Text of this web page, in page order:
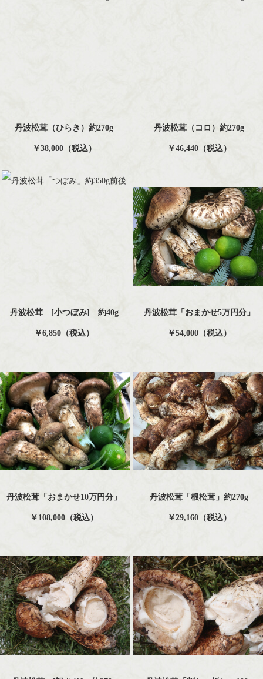
丹波松茸（ひらき）約270g
￥38,000（税込）
丹波松茸（コロ）約270g
￥46,440（税込）
丹波松茸 [小つぼみ] 約40g
￥6,850（税込）
丹波松茸「おまかせ5万円分」
￥54,000（税込）
丹波松茸「おまかせ10万円分」
￥108,000（税込）
丹波松茸「根松茸」約270g
￥29,160（税込）